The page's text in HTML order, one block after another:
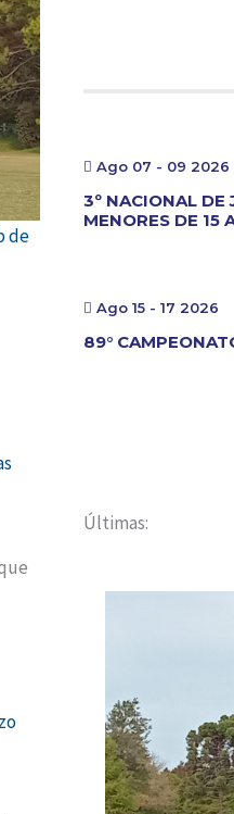
de
Ago 07 - 09 2026
3º NACIONAL DE
MENORES DE 15
Ago 15 - 17 2026
89°
Últimas: